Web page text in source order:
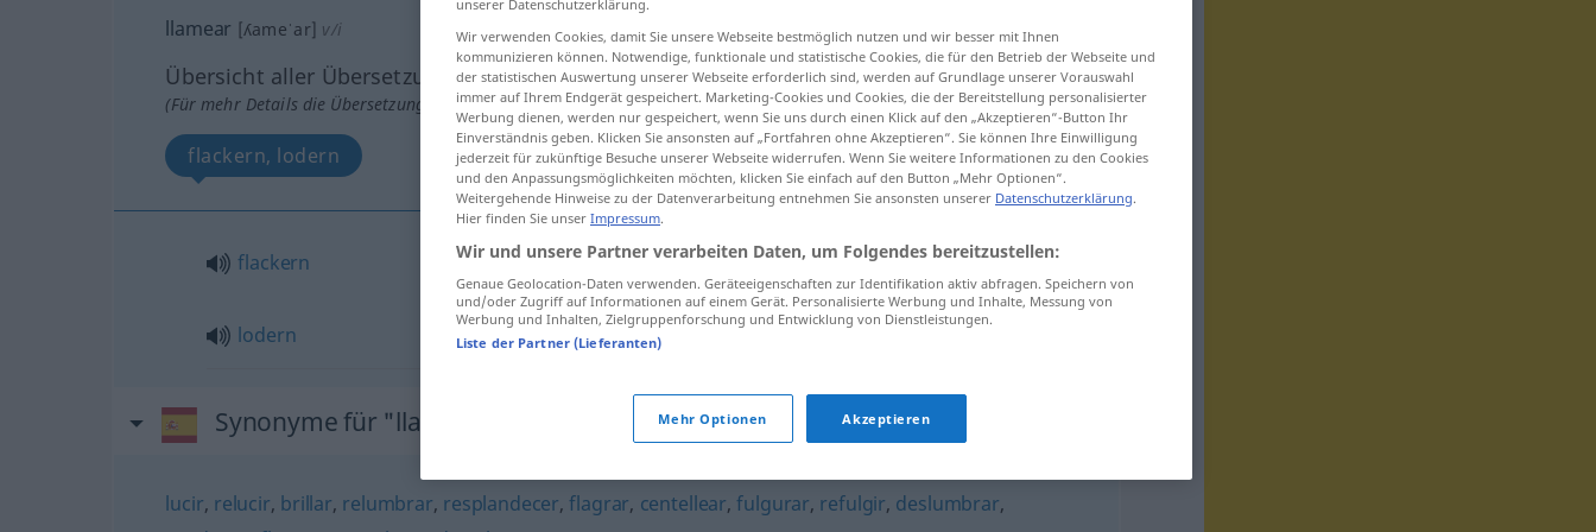
llamear [ʎameˈar] v/i
Übersicht aller Übersetzungen
(Für mehr Details die Übersetzung anklicken/antippen)
flackern, lodern
flackern llamear
lodern llamear con llamas grandes
Synonyme für "llamear"
lucir, relucir, brillar, relumbrar, resplandecer,flagrar, centellear,fulgurar, refulgir, deslumbrar,
unserer Datenschutzerklärung.
Wir verwenden Cookies, damit Sie unsere Webseite bestmöglich nutzen und wir besser mit Ihnen
kommunizieren können. Notwendige, funktionale und statistische Cookies, die für den Betrieb der Webseite und
der statistischen Auswertung unserer Webseite erforderlich sind, werden auf Grundlage unserer Vorauswahl
immer auf Ihrem Endgerät gespeichert. Marketing-Cookies und Cookies, die der Bereitstellung personalisierter
Werbung dienen, werden nur gespeichert, wenn Sie uns durch einen Klick auf den „Akzeptieren“-Button Ihr
Einverständnis geben. Klicken Sie ansonsten auf „Fortfahren ohne Akzeptieren“. Sie können Ihre Einwilligung
jederzeit für zukünftige Besuche unserer Webseite widerrufen. Wenn Sie weitere Informationen zu den Cookies
und den Anpassungsmöglichkeiten möchten, klicken Sie einfach auf den Button „Mehr Optionen“.
Weitergehende Hinweise zu der Datenverarbeitung entnehmen Sie ansonsten unserer Datenschutzerklärung.
Hier finden Sie unser Impressum.
Wir und unsere Partner verarbeiten Daten, um Folgendes bereitzustellen:
Genaue Geolocation-Daten verwenden. Geräteeigenschaften zur Identifikation aktiv abfragen. Speichern von
und/oder Zugriff auf Informationen auf einem Gerät. Personalisierte Werbung und Inhalte, Messung von
Werbung und Inhalten, Zielgruppenforschung und Entwicklung von Dienstleistungen.
Liste der Partner (Lieferanten)
Mehr Optionen Akzeptieren